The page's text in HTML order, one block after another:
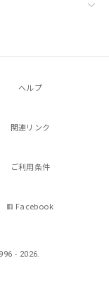
ヘルプ
関連リンク
ご利用条件
Facebook
- 2026.